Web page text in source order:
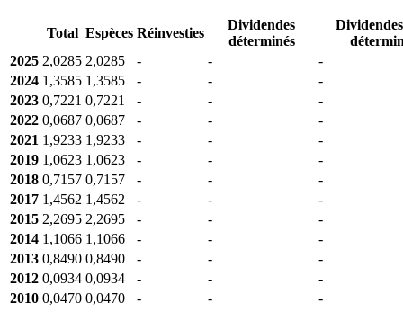
Total Espèces Réinvesties
Dividendes
déterminés
2025 2,0285 2,0285 - -
-
2024 1,3585 1,3585 - -
-
2023 0,7221 0,7221 - -
-
2022 0,0687 0,0687 - -
-
2021 1,9233 1,9233 - -
-
2019 1,0623 1,0623 - -
-
2018 0,7157 0,7157 - -
-
2017 1,4562 1,4562 - -
-
2015 2,2695 2,2695 - -
-
2014 1,1066 1,1066 - -
-
2013 0,8490 0,8490 - -
-
2012 0,0934 0,0934 - -
-
2010 0,0470 0,0470 - - -